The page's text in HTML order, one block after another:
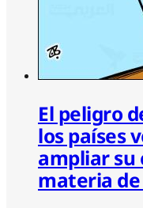
El peligro
los países
ampliar su
materia